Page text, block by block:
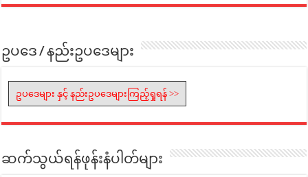
ဥပဒေ / နည်းဥပဒေများ
ဥပဒေများ နှင့် နည်းဥပဒေများကြည့်ရှုရန် >>
ဆက်သွယ်ရန်ဖုန်းနံပါတ်များ